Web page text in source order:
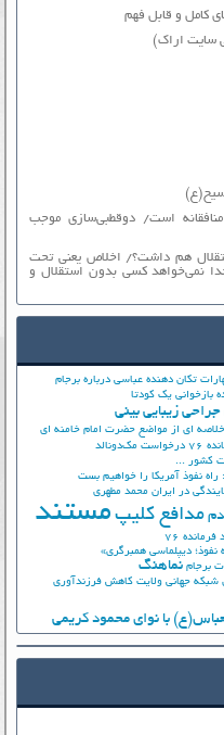
کامل و قابل فهم
سایت اراک)
منافقانه است/ دوقطبی‌سازی موجب
هم داشت؟/ اخلاص یعنی تحت
نمی‌خواهد کسی بدون استقلال و
تکان دهنده عباسی درباره برجام
بازخوانی یک کودتا
جراحی زیبایی بینی
خلاصه ای از مواضع حضرت امام خامنه ای
76
درخواست مک‌دونالد
کشور ...
راه نفوذ آمریکا را خواهیم بست
در ایران محمد مطهری
مدافع کلیپ مستند
76
نفوذ؛ دیپلماسی همبرگری»
برجام نماهنگ
جهانی ولایت کاهش فرزندآوری
با نوای محمود کریمی